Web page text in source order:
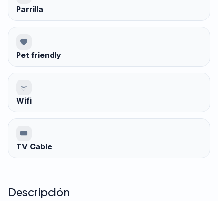
Parrilla
Pet friendly
Wifi
TV Cable
Descripción